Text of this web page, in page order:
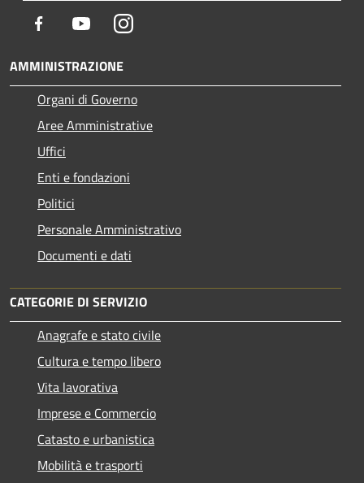
Facebook YoutubeInstagram
AMMINISTRAZIONE
Organi di Governo
Aree Amministrative
Uffici
Enti e fondazioni
Politici
Personale Amministrativo
Documenti e dati
CATEGORIE DI SERVIZIO
Anagrafe e stato civile
Cultura e tempo libero
Vita lavorativa
Imprese e Commercio
Catasto e urbanistica
Mobilità e trasporti